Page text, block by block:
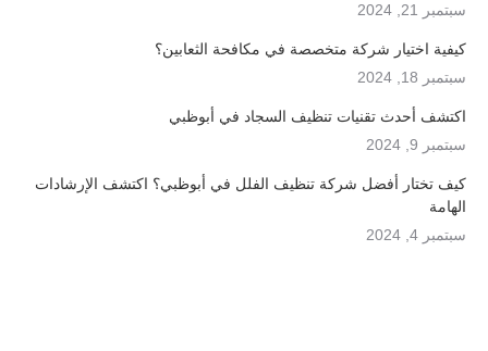
سبتمبر 21, 2024
كيفية اختيار شركة متخصصة في مكافحة الثعابين؟
سبتمبر 18, 2024
اكتشف أحدث تقنيات تنظيف السجاد في أبوظبي
سبتمبر 9, 2024
كيف تختار أفضل شركة تنظيف الفلل في أبوظبي؟ اكتشف الإرشادات
الهامة
سبتمبر 4, 2024